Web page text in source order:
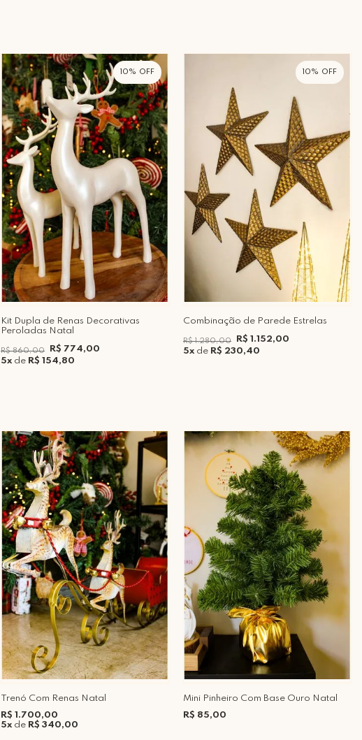
10%
Kit Dupla de Renas Decorativas
Peroladas Natal
R$ 860,00
R$ 774,00
5xde R$ 154,80
10%
Combinação de Parede Estrelas
R$ 1.280,00
R$ 1.152,00
5xde R$ 230,40
Trenó Com Renas Natal
R$ 1.700,00
5xde R$ 340,00
Mini Pinheiro Com Base Ouro Natal
R$ 85,00